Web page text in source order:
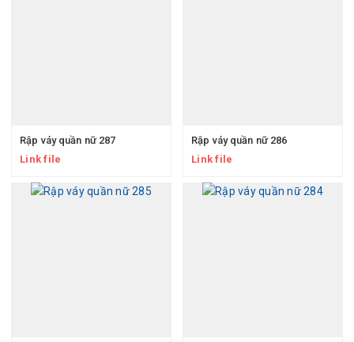
Rập váy quần nữ 287
Link file
Rập váy quần nữ 286
Link file